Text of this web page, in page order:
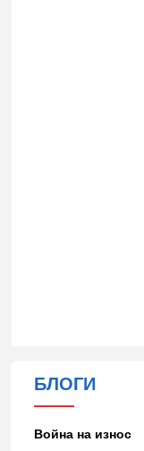
БЛОГИ
Война на износ